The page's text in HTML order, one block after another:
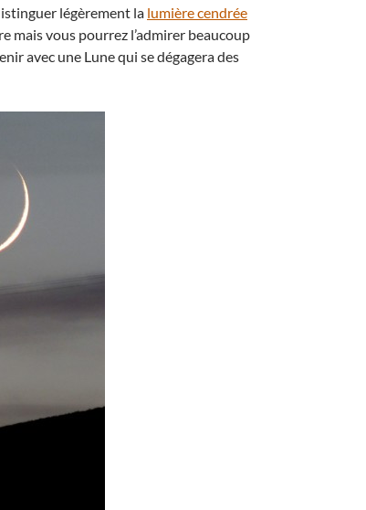
légèrement la lumière cendrée
mais vous pourrez l’admirer beaucoup
avec une Lune qui se dégagera des